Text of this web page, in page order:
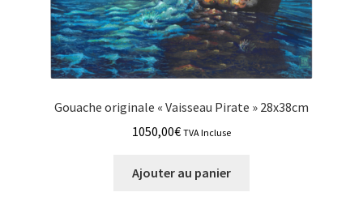
Gouache originale « Vaisseau Pirate » 28x38cm
1050,00€ TVA Incluse
Ajouter au panier